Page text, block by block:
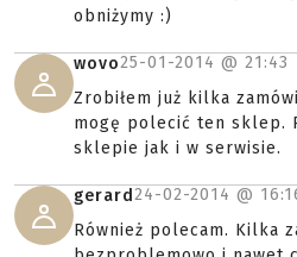
obniżymy :)
wovo25-01-2014 @ 21:43
Zrobiłem już kilka
mogę polecić ten sklep.
sklepie jak i w serwisie.
gerard24-02-2014 @
Również polecam. Kilka